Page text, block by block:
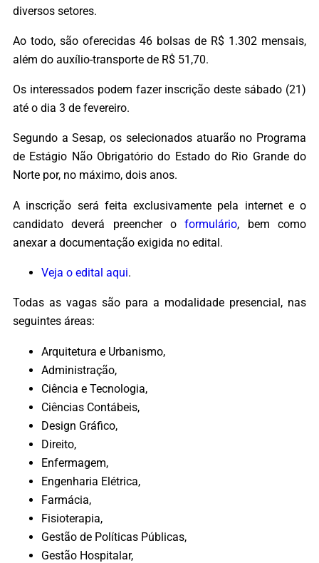
diversos setores.
Ao todo, são oferecidas 46 bolsas de R$ 1.302 mensais,
além do auxílio-transporte de R$ 51,70.
Os interessados podem fazer inscrição deste sábado (21)
até o dia 3 de fevereiro.
Segundo a Sesap, os selecionados atuarão no Programa
de Estágio Não Obrigatório do Estado do Rio Grande do
Norte por, no máximo, dois anos.
A inscrição será feita exclusivamente pela internet e o
candidato deverá preencher oformulário, bem como
anexar a documentação exigida no edital.
Veja o edital aqui.
Todas as vagas são para a modalidade presencial, nas
seguintes áreas:
Arquitetura e Urbanismo,
Administração,
Ciência e Tecnologia,
Ciências Contábeis,
Design Gráfico,
Direito,
Enfermagem,
Engenharia Elétrica,
Farmácia,
Fisioterapia,
Gestão de Políticas Públicas,
Gestão Hospitalar,